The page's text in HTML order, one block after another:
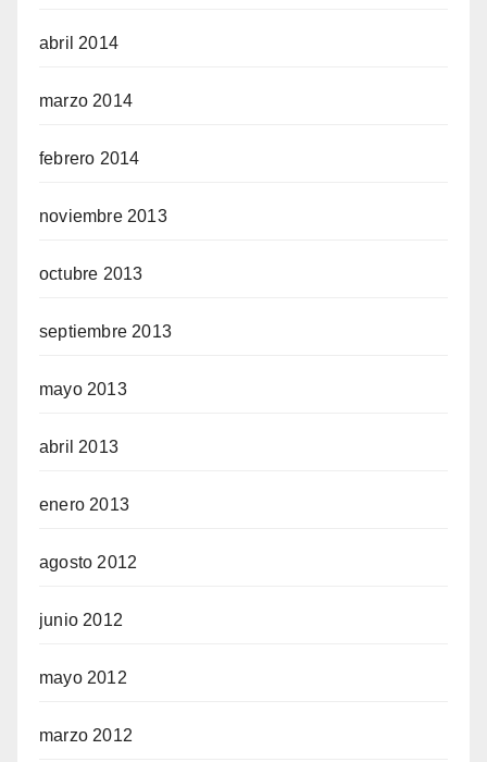
abril 2014
marzo 2014
febrero 2014
noviembre 2013
octubre 2013
septiembre 2013
mayo 2013
abril 2013
enero 2013
agosto 2012
junio 2012
mayo 2012
marzo 2012